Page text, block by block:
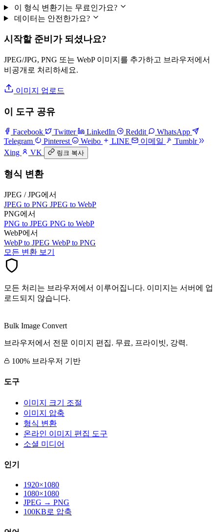
이 형식 변환기는 무료인가요?
데이터는 안전한가요?
시작할 준비가 되셨나요?
JPEG/JPG, PNG 또는 WebP 이미지를 추가하고 브라우저에서
비공개로 처리하세요.
이미지 업로드
이 도구 공유
Facebook Twitter LinkedIn Reddit
WhatsApp
Telegram
Pinterest Weibo LINE 이메일
Tumblr
Xing
VK 링크 복사
형식 변환
JPEG / JPG에서
JPEG to PNG JPEG to WebP
PNG에서
PNG to JPEG PNG to WebP
WebP에서
WebP to JPEG WebP to PNG
모든 변환 보기
모든 처리는 브라우저에서 이루어집니다. 이미지는 서버에 업
로드되지 않습니다.
Bulk Image Convert
브라우저에서 전문 이미지 편집. 무료, 프라이빗, 강력.
100% 브라우저 기반
도구
이미지 크기 조절
이미지 압축
형식 변환
온라인 이미지 편집 도구
소셜 미디어
인기
1920×1080
1080×1080
JPEG → PNG
100KB로 압축